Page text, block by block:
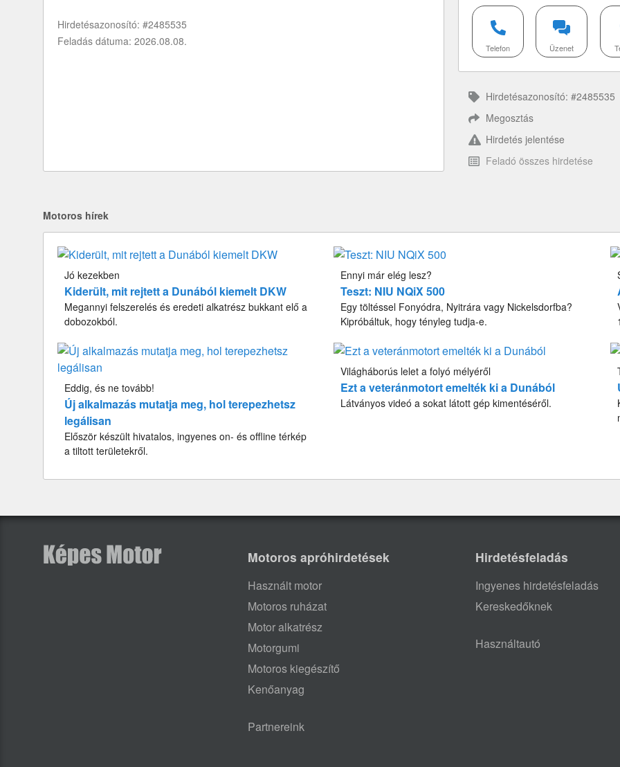
Telefon Üzenet
Hirdetésazonosító: #2485535
Megosztás
Hirdetés jelentése
Feladó összes hirdetése
Hirdetésazonosító: #2485535
Feladás dátuma: 2026.08.08.
Motoros hírek
Jó kezekben
Kiderült, mit rejtett a Dunából kiemelt DKW
Megannyi felszerelés és eredeti alkatrész bukkant elő a
dobozokból.
Ennyi már elég lesz?
Teszt: NIU NQiX 500
Egy töltéssel Fonyódra, Nyitrára vagy Nickelsdorfba?
Kipróbáltuk, hogy tényleg tudja-e.
Eddig, és ne tovább!
Új alkalmazás mutatja meg, hol terepezhetsz
legálisan
Először készült hivatalos, ingyenes on- és offline térkép
a tiltott területekről.
Világháborús lelet a folyó mélyéről
Ezt a veteránmotort emelték ki a Dunából
Látványos videó a sokat látott gép kimentéséről.
Motoros apróhirdetések
Használt motor
Motoros ruházat
Motor alkatrész
Motorgumi
Motoros kiegészítő
Kenőanyag
Partnereink
Hirdetésfeladás
Ingyenes hirdetésfeladás
Kereskedőknek
Használtautó